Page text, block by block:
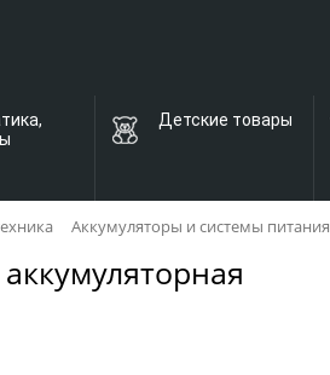
Детские товары
Аккумуляторы и системы питания